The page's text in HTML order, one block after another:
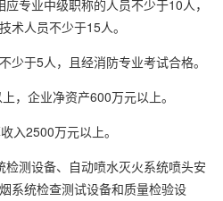
专业中级职称的人员不少于10人，
术人员不少于15人。
少于5人，且经消防专业考试合格。
，企业净资产600万元以上。
入2500万元以上。
测设备、自动喷水灭火系统喷头安
系统检查测试设备和质量检验设